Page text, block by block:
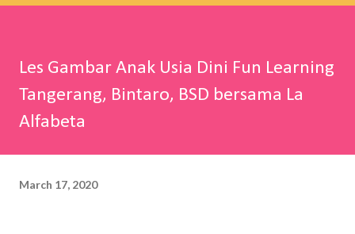
Les Gambar Anak Usia Dini Fun Learning
Tangerang, Bintaro, BSD bersama La
Alfabeta
March 17, 2020